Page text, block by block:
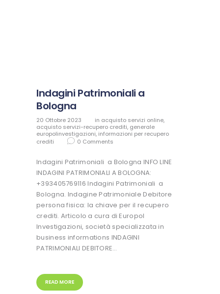
Indagini Patrimoniali a
Bologna
20 Ottobre 2023 in acquisto servizi online,
acquisto servizi-recupero crediti, generale
europolinvestigazioni, informazioni per recupero
crediti
0 Comments
Indagini Patrimoniali a Bologna INFO LINE
INDAGINI PATRIMONIALI A BOLOGNA:
+393405769116 Indagini Patrimoniali a
Bologna. Indagine Patrimoniale Debitore
persona fisica: la chiave per il recupero
crediti. Articolo a cura di Europol
Investigazioni, società specializzata in
business informations INDAGINI
PATRIMONIALI DEBITORE…
READ MORE